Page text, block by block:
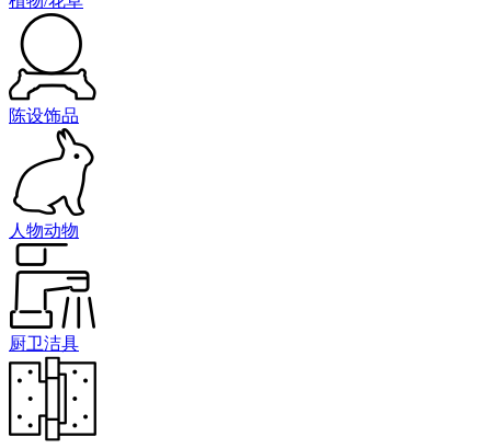
陈设饰品
人物动物
厨卫洁具